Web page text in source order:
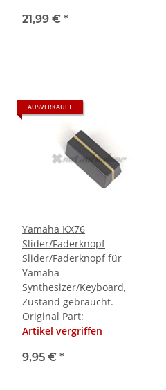
21,99 € *
AUSVERKAUFT
Yamaha KX76
Slider/Faderknopf
Slider/Faderknopf für
Yamaha
Synthesizer/Keyboard,
Zustand gebraucht.
Original Part:
Artikel vergriffen
9,95 € *